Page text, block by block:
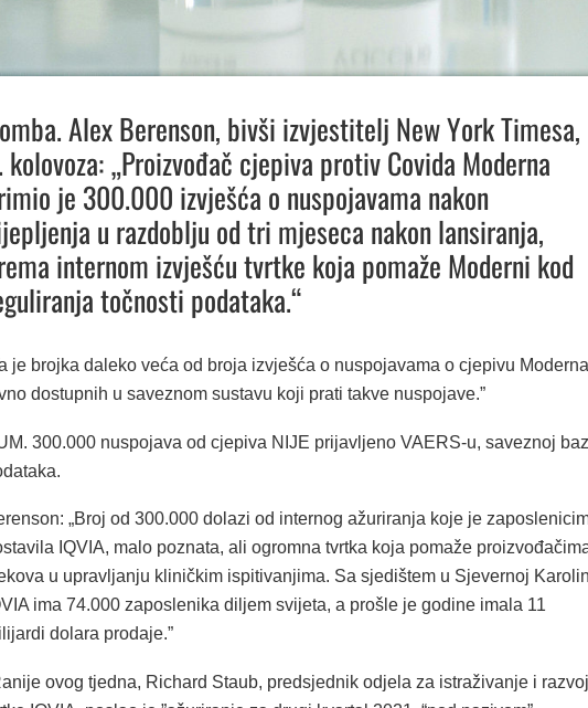
Alex Berenson, bivši izvjestitelj New York Timesa,
kolovoza: „Proizvođač cjepiva protiv Covida Moderna
je 300.000 izvješća o nuspojavama nakon
u razdoblju od tri mjeseca nakon lansiranja,
internom izvješću tvrtke koja pomaže Moderni kod
točnosti podataka.“
je brojka daleko veća od broja izvješća o nuspojavama o cjepivu Moderna
dostupnih u saveznom sustavu koji prati takve nuspojave.”
300.000 nuspojava od cjepiva NIJE prijavljeno VAERS-u, saveznoj
„Broj od 300.000 dolazi od internog ažuriranja koje je
IQVIA, malo poznata, ali ogromna tvrtka koja pomaže
u upravljanju kliničkim ispitivanjima. Sa sjedištem u Sjevernoj
ima 74.000 zaposlenika diljem svijeta, a prošle je godine imala 11
dolara prodaje.”
ovog tjedna, Richard Staub, predsjednik odjela za istraživanje i razvoj